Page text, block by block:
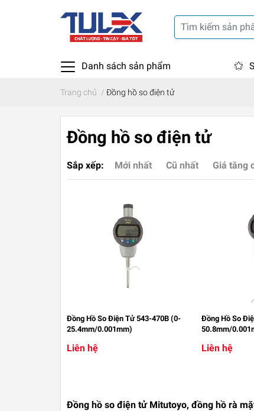
Danh sách sản phẩm
Trang chủ / Đồng hồ so điện tử
Đồng hồ so điện tử
Sắp xếp: Mới nhất Cũ nhất Giá tăng
Đồng Hồ So Điện Tử 543-470B (0-
25.4mm/0.001mm)
Liên hệ
Đồng Hồ So
50.8mm/
Liên hệ
Đồng hồ so điện tử Mitutoyo, đồng hồ rà